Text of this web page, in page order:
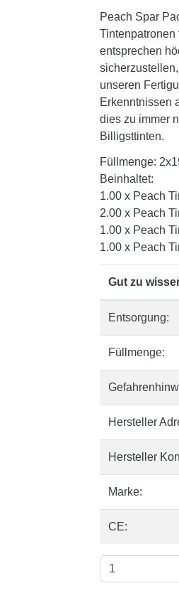
Peach Spar
Tintenpatronen
entsprechen
unseren
Erkenntnissen
dies zu immer
Billigsttinten.
Füllmenge:
Beinhaltet:
1.00 x Peach
2.00 x Peach
1.00 x Peach
1.00 x Peach
Gut zu
Entsorgung:
Füllmenge:
Hersteller
Hersteller
Marke:
CE: